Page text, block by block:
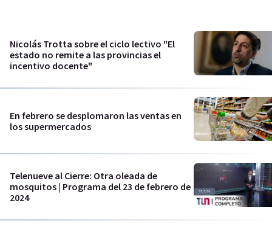
Nicolás Trotta sobre el ciclo lectivo "El
estado no remite a las provincias el
incentivo docente"
En febrero se desplomaron las ventas en
los supermercados
Telenueve al Cierre: Otra oleada de
mosquitos | Programa del 23 de febrero de
2024